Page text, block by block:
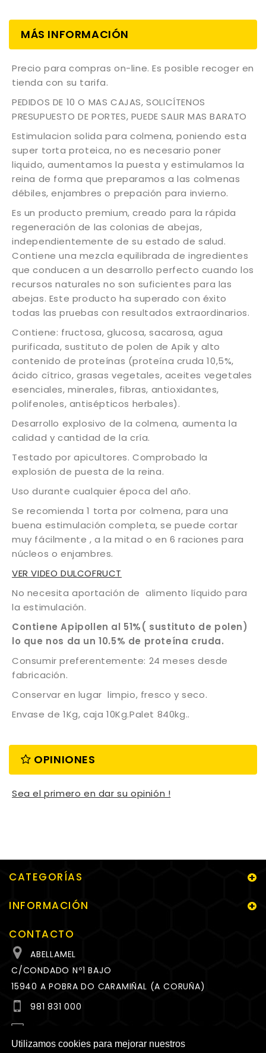
Utilizamos cookies para mejorar nuestros
MÁS INFORMACIÓN
Precio para compras on-line. Es posible recoger en
tienda con su tarifa.
PEDIDOS DE 10 O MAS CAJAS, SOLICÍTENOS
PRESUPUESTO DE PORTES, PUEDE SALIR MAS BARATO
Estimulacion solida para colmena, poniendo esta
super torta proteica, no es necesario poner
liquido, aumentamos la puesta y estimulamos la
reina de forma que preparamos a las colmenas
débiles, enjambres o prepación para invierno.
Es un producto premium, creado para la rápida
regeneración de las colonias de abejas,
independientemente de su estado de salud.
Contiene una mezcla equilibrada de ingredientes
que conducen a un desarrollo perfecto cuando los
recursos naturales no son suficientes para las
abejas. Este producto ha superado con éxito
todas las pruebas con resultados extraordinarios.
Contiene: fructosa, glucosa, sacarosa, agua
purificada, sustituto de polen de Apik y alto
contenido de proteínas (proteína cruda 10,5%,
ácido cítrico, grasas vegetales, aceites vegetales
esenciales, minerales, fibras, antioxidantes,
polifenoles, antisépticos herbales).
Desarrollo explosivo de la colmena, aumenta la
calidad y cantidad de la cría.
Testado por apicultores. Comprobado la
explosión de puesta de la reina.
Uso durante cualquier época del año.
Se recomienda 1 torta por colmena, para una
buena estimulación completa, se puede cortar
muy fácilmente , a la mitad o en 6 raciones para
núcleos o enjambres.
VER VIDEO DULCOFRUCT
No necesita aportación de alimento líquido para
la estimulación.
Contiene Apipollen al 51%( sustituto de polen)
lo que nos da un 10.5% de proteína cruda.
Consumir preferentemente: 24 meses desde
fabricación.
Conservar en lugar limpio, fresco y seco.
Envase de 1Kg, caja 10Kg.Palet 840kg..
OPINIONES
Sea el primero en dar su opinión !
CATEGORÍAS
INFORMACIÓN
CONTACTO
ABELLAMEL
C/CONDADO Nº1 BAJO
15940 A POBRA DO CARAMIÑAL (A CORUÑA)
981 831 000
HORARIO